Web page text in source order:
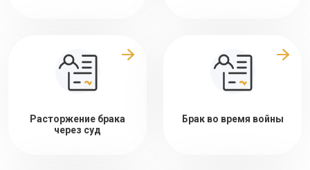
Расторжение брака
через суд
Брак во время войны